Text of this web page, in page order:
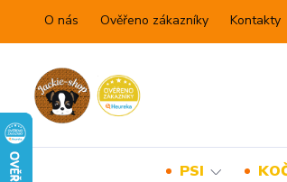
O nás Ověřeno zákazníky Kontakty
PSI